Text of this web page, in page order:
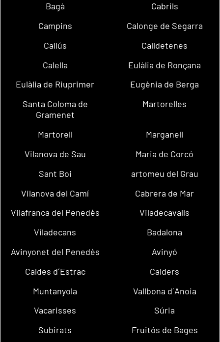
Bagà
Cabrils
Campins
Calonge de Segarra
Callús
Calldetenes
Calella
Eulàlia de Ronçana
Eulàlia de Riuprimer
Eugènia de Berga
Santa Coloma de
Gramenet
Martorelles
Martorell
Marganell
Vilanova de Sau
Maria de Corcó
Sant Boi
artomeu del Grau
Vilanova del Camí
Cabrera de Mar
Vilafranca del Penedès
Viladecavalls
Viladecans
Badalona
Avinyonet del Penedès
Avinyó
Caldes d´Estrac
Calders
Muntanyola
Vallbona d´Anoia
Vacarisses
Súria
Subirats
Fruitós de Bages